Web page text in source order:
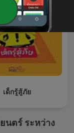
เด็กรู้สู้ภัย
นตร์ ระหว่าง